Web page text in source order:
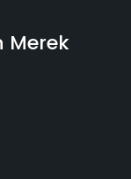
Merek